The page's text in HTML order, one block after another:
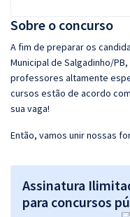
Sobre o concurso
A fim de preparar os
Municipal de Salgadinho/
professores altamente
cursos estão de acordo
sua vaga!
Então, vamos unir nossas
Assinatura
para concursos